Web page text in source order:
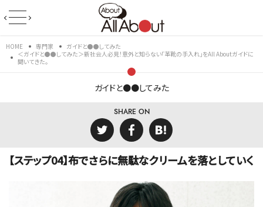
HOME 専門家
ガイドと●●してみた
＜ガイドと●●してみた＞新社会人必見！意外と知らない「革靴の手入れ」をAll Aboutガイドに
聞いてきた。
ガイドと●●してみた
SHARE ON
【ステップ04】布でさらに無駄なクリームを落としていく